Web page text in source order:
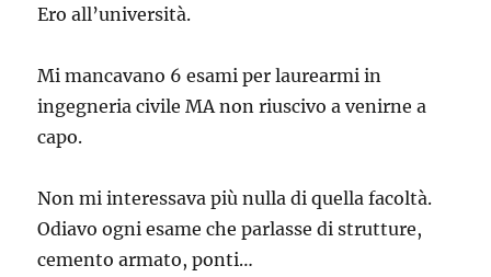
Ero all’università.
Mi mancavano 6 esami per laurearmi in
ingegneria civile MA non riuscivo a venirne a
capo.
Non mi interessava più nulla di quella facoltà.
Odiavo ogni esame che parlasse di strutture,
cemento armato, ponti…